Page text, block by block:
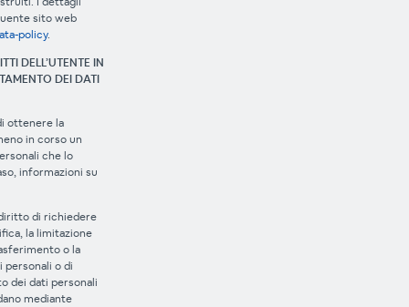
sito web
policy.
DELL’UTENTE IN
DEI DATI
ottenere la
in corso un
che lo
informazioni su
di richiedere
la limitazione
o la
personali o di
dei dati personali
mediante